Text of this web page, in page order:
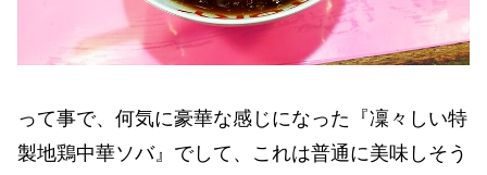
って事で、何気に豪華な感じになった『凜々しい特
製地鶏中華ソバ』でして、これは普通に美味しそう